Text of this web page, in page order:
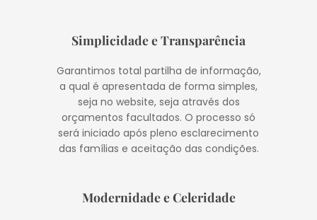
Simplicidade e Transparência
Garantimos total partilha de informação,
a qual é apresentada de forma simples,
seja no website, seja através dos
orçamentos facultados. O processo só
será iniciado após pleno esclarecimento
das famílias e aceitação das condições.
Modernidade e Celeridade